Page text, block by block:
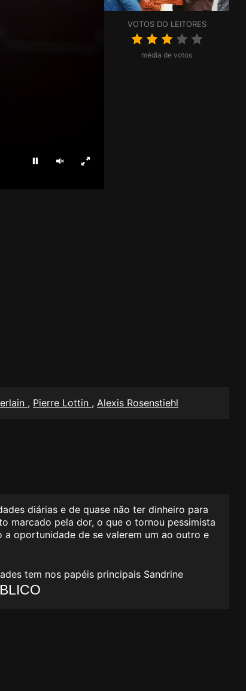
PararLigar somEcrã inteiro
VOTOS DO LEITORES
média de votos
, Pierre Lottin , Alexis Rosenstiehl
diárias e de quase não ter dinheiro para
marcado pela dor, o que o tornou pessimista
oportunidade de se valerem um ao outro e
tem nos papéis principais Sandrine